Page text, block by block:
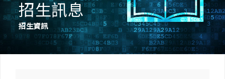
招生訊息
招生資訊